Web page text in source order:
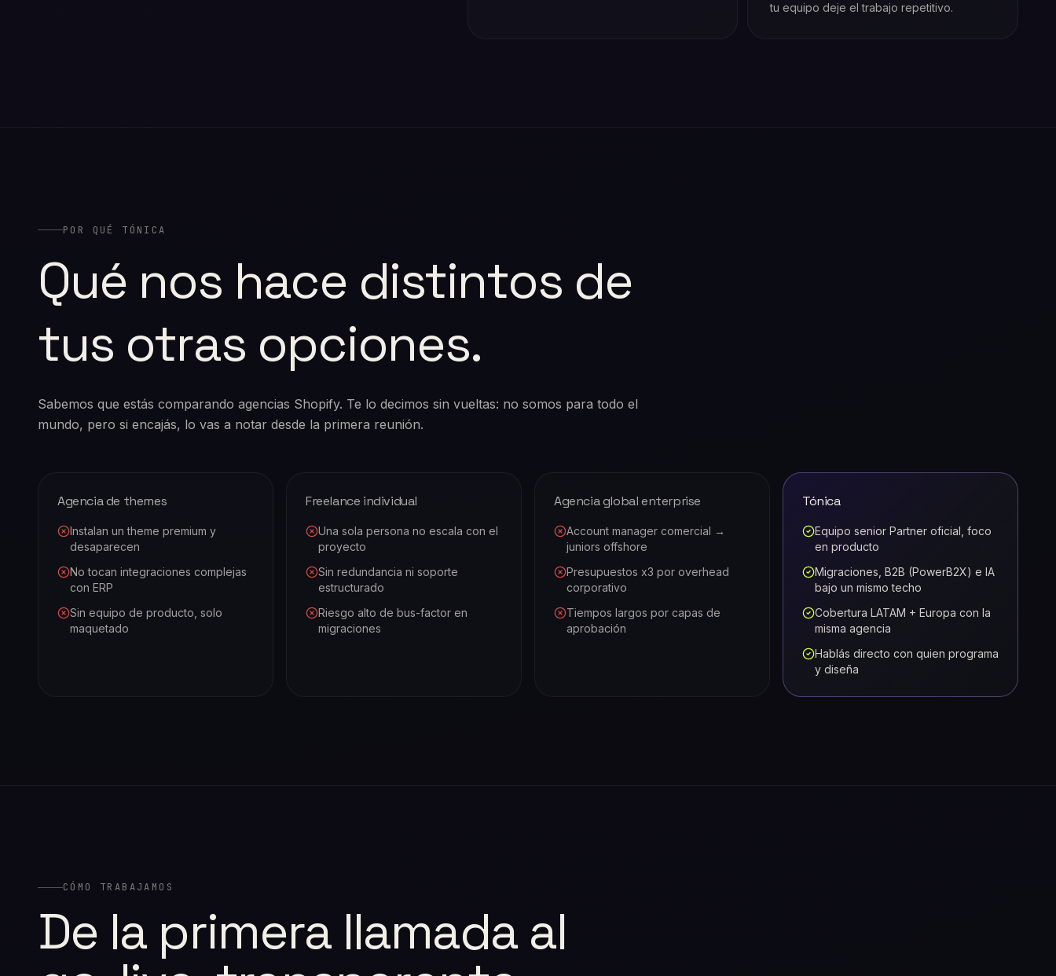
tu equipo deje el trabajo repetitivo.
POR QUÉ TÓNICA
Qué nos hace distintos de
tus otras opciones.
Sabemos que estás comparando agencias Shopify. Te lo decimos sin vueltas: no somos para todo el
mundo, pero si encajás, lo vas a notar desde la primera reunión.
Agencia de themes
Instalan un theme premium y
desaparecen
No tocan integraciones complejas
con ERP
Sin equipo de producto, solo
maquetado
Freelance individual
Una sola persona no escala con el
proyecto
Sin redundancia ni soporte
estructurado
Riesgo alto de bus-factor en
migraciones
Agencia global enterprise
Account manager comercial →
juniors offshore
Presupuestos x3 por overhead
corporativo
Tiempos largos por capas de
aprobación
Tónica
Equipo senior Partner oficial, foco
en producto
Migraciones, B2B (PowerB2X) e IA
bajo un mismo techo
Cobertura LATAM + Europa con la
misma agencia
Hablás directo con quien programa
y diseña
CÓMO TRABAJAMOS
De la primera llamada al